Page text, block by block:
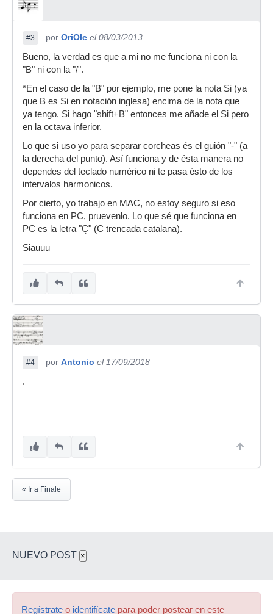
#3 por OriOle el 08/03/2013
Bueno, la verdad es que a mi no me funciona ni con la
"B" ni con la "/".
*En el caso de la "B" por ejemplo, me pone la nota Si (ya
que B es Si en notación inglesa) encima de la nota que
ya tengo. Si hago "shift+B" entonces me añade el Si pero
en la octava inferior.
Lo que si uso yo para separar corcheas és el guión "-" (a
la derecha del punto). Así funciona y de ésta manera no
dependes del teclado numérico ni te pasa ésto de los
intervalos harmonicos.
Por cierto, yo trabajo en MAC, no estoy seguro si eso
funciona en PC, pruevenlo. Lo que sé que funciona en
PC es la letra "Ç" (C trencada catalana).
Siauuu
#4 por Antonio el 17/09/2018
.
« Ir a Finale
NUEVO POST ×
Regístrate o identifícate para poder postear en este